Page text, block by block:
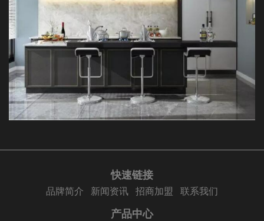
快速链接
品牌简介 新闻资讯 招商加盟 联系我们
产品中心